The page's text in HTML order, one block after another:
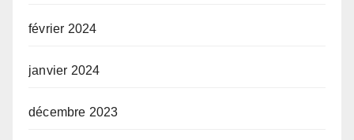
février 2024
janvier 2024
décembre 2023